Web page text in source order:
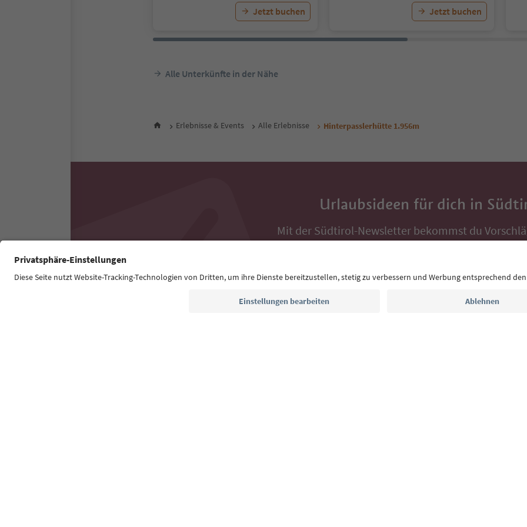
Jetzt buchen Jetzt buchen
Alle Unterkünfte in der Nähe
Erlebnisse & Events Alle Erlebnisse Hinterpasslerhütte 1.956m
Urlaubsideen für dich in
Mit der Südtirol-Newsletter bekommst du
Auszeit, Veranstaltungs-Tipps und typische
E-Mail Adresse